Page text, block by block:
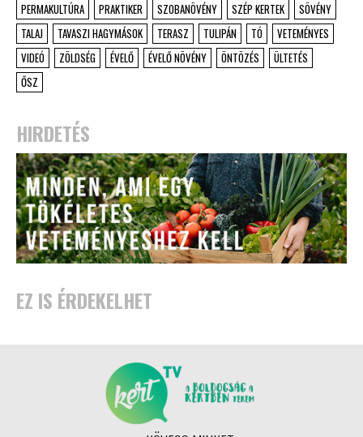
PERMAKULTÚRA
PRAKTIKER SZOBANÖVÉNY SZÉP KERTEK
SÖVÉNY
TALAJ
TAVASZI HAGYMÁSOK TERASZ TULIPÁN TÓ
VETEMÉNYES
VIDEÓ
ZÖLDSÉG ÉVELŐ ÉVELŐ NÖVÉNY ÖNTÖZÉS
ÜLTETÉS
ŐSZ
HIRDETÉS
EZ IS ÉRDEKELHET